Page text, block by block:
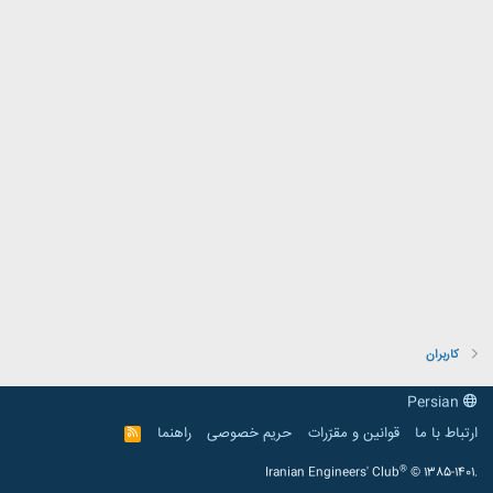
کاربران
ارتباط با ما
قوانین و مقرّرات حریم خصوصی راهنما
R
S
Iranian Engineers' Club® © 1385-1401.